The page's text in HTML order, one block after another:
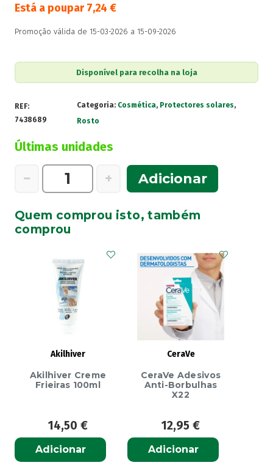
Está a poupar7,24 €
Promoção válida de 15-03-2026 a 15-09-2026
Disponível para recolha na loja
REF:
7438689
Categoria: Cosmética, Protectores solares,
Rosto
Últimas unidades
−
Quantidade
Solar
Anti-
+ Adicionar
Quem comprou isto, também
comprou
Akilhiver
Akilhiver Creme
Frieiras 100ml
14,50 €
Adicionar
CeraVe
CeraVe Adesivos
Anti-Borbulhas
X22
12,95 €
Adicionar